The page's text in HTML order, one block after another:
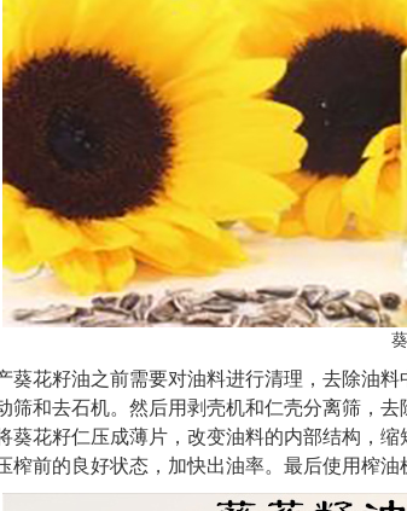
葵花籽油之前需要对油料进行清理，去除油
筛和去石机。然后用剥壳机和仁壳分离筛，
葵花籽仁压成薄片，改变油料的内部结构，
榨前的良好状态，加快出油率。最后使用榨